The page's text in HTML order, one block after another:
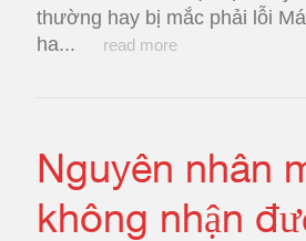
thường hay bị mắc phải lỗi
ha...
read more
Nguyên nhân
không nhận